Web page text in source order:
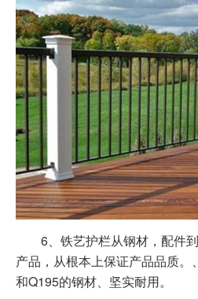
6、铁艺护栏从钢材，配件到
产品，从根本上保证产品品质
和Q195的钢材、坚实耐用。